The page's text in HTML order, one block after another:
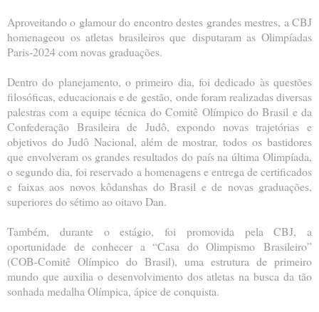
Aproveitando o glamour do encontro destes grandes mestres, a CBJ
homenageou os atletas brasileiros que disputaram as Olimpíadas
Paris-2024 com novas graduações.
Dentro do planejamento, o primeiro dia, foi dedicado às questões
filosóficas, educacionais e de gestão, onde foram realizadas diversas
palestras com a equipe técnica do Comitê Olímpico do Brasil e da
Confederação Brasileira de Judô, expondo novas trajetórias e
objetivos do Judô Nacional, além de mostrar, todosos bastidores
que envolveram os grandes resultados do país na última Olimpíada,
o segundo dia, foi reservado a homenagens e entrega de certificados
e faixas aos novos kôdanshas do Brasil e de novas graduações,
superiores do sétimo ao oitavo Dan.
Também, durante o estágio, foi promovida pela CBJ, a
oportunidade de conhecer a “Casa do Olimpismo Brasileiro”
(COB-Comitê Olímpico do Brasil), uma estrutura de primeiro
mundo que auxilia o desenvolvimento dos atletas na busca da tão
sonhada medalha Olímpica, ápice de conquista.